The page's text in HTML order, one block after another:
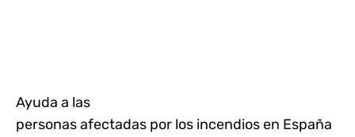
Ayuda a las
personas afectadas por los incendios en España